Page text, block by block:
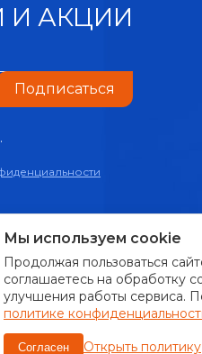
И АКЦИИ
Подписаться
ПРИНИМАЕМ К ОПЛАТЕ:
Мы используем cookie
Продолжая пользоваться
соглашаетесь на обработку
улучшения работы сервиса.
политике
Согласен Открыть политику